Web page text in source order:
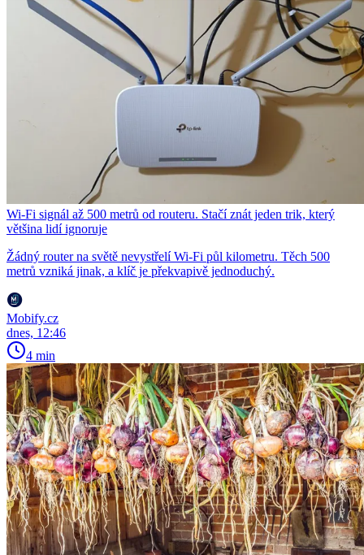
Wi-Fi signál až 500 metrů od routeru. Stačí znát jeden trik, který
většina lidí ignoruje
Žádný router na světě nevystřelí Wi-Fi půl kilometru. Těch 500
metrů vzniká jinak, a klíč je překvapivě jednoduchý.
Mobify.cz
dnes, 12:46
4 min